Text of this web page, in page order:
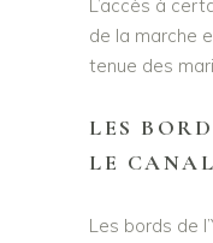
L’accès à
de la marche
tenue des
LES
LE
Les bords de